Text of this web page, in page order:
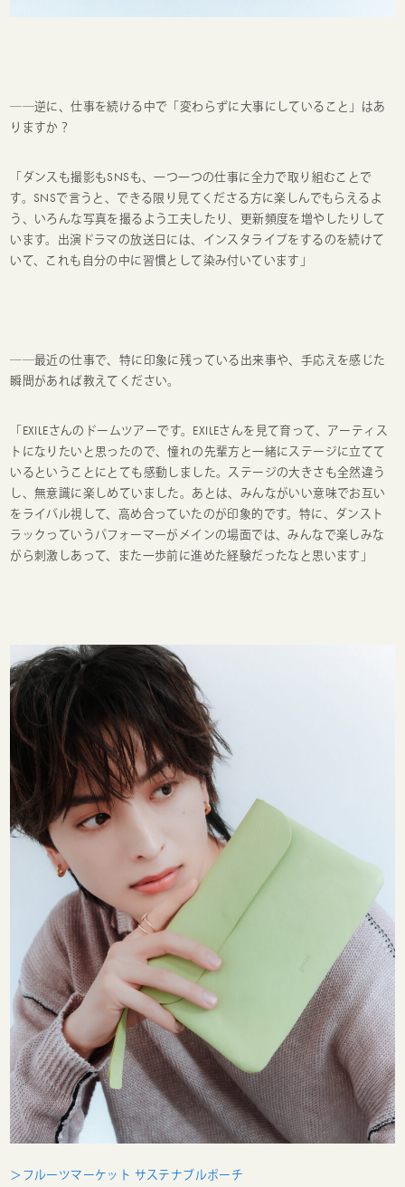
──逆に、仕事を続ける中で「変わらずに大事にしていること」はあ
りますか？
「ダンスも撮影もSNS も、一つ一つの仕事に全力で取り組むことで
す。SNSで言うと、できる限り見てくださる方に楽しんでもらえるよ
う、いろんな写真を撮るよう工夫したり、更新頻度を増やしたりして
います。出演ドラマの放送日には、インスタライブをするのを続けて
いて、これも自分の中に習慣として染み付いています」
──最近の仕事で、特に印象に残っている出来事や、手応えを感じた
瞬間があれば教えてください。
「EXILEさんのドームツアーです。EXILEさんを見て育って、アーティス
トになりたいと思ったので、憧れの先輩方と一緒にステージに立てて
いるということにとても感動しました。ステージの大きさも全然違う
し、無意識に楽しめていました。あとは、みんながいい意味でお互い
をライバル視して、高め合っていたのが印象的です。特に、ダンスト
ラックっていうパフォーマーがメインの場面では、みんなで楽しみな
がら刺激しあって、また一歩前に進めた経験だったなと思います」
＞フルーツマーケット サステナブルポーチ